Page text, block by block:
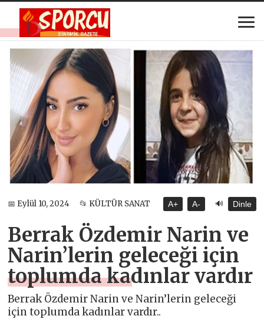
📅 Eylül 10, 2024 📂 KÜLTÜR SANAT A+ A- 🔊 Dinle
Berrak Özdemir Narin ve
Narin’lerin geleceği için
toplumda kadınlar vardır
Berrak Özdemir Narin ve Narin’lerin geleceği
için toplumda kadınlar vardır..